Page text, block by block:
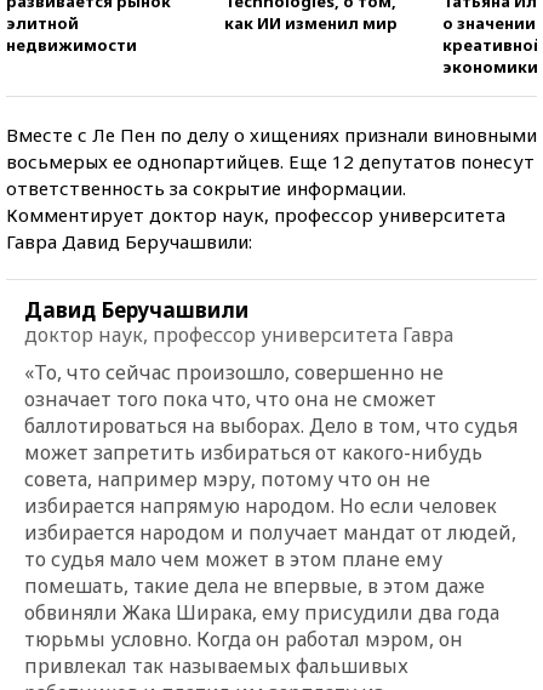
элитной
недвижимости
как ИИ изменил мир
о значении
креативной
экономики
Вместе с Ле Пен по делу о хищениях признали виновными
восьмерых ее однопартийцев. Еще 12 депутатов понесут
ответственность за сокрытие информации.
Комментирует доктор наук, профессор университета
Гавра Давид Беручашвили:
Давид Беручашвили
доктор наук, профессор университета Гавра
«То, что сейчас произошло, совершенно не
означает того пока что, что она не сможет
баллотироваться на выборах. Дело в том, что судья
может запретить избираться от какого-нибудь
совета, например мэру, потому что он не
избирается напрямую народом. Но если человек
избирается народом и получает мандат от людей,
то судья мало чем может в этом плане ему
помешать, такие дела не впервые, в этом даже
обвиняли Жака Ширака, ему присудили два года
тюрьмы условно. Когда он работал мэром, он
привлекал так называемых фальшивых